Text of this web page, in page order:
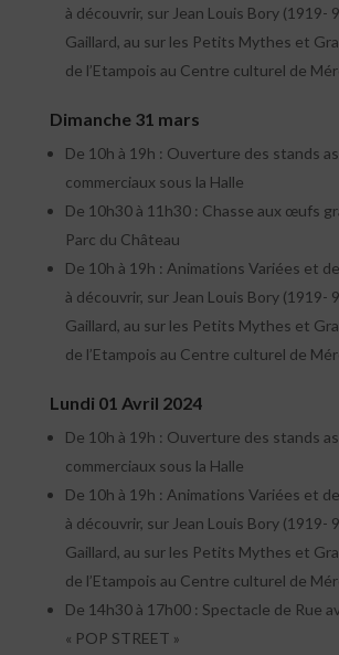
à découvrir, sur Jean Louis Bory (1919-
Gaillard, au sur les Petits Mythes et
de l’Etampois au Centre culturel de
Dimanche 31 mars
De 10h à 19h : Ouverture des stands
commerciaux sous la Halle
De 10h30 à 11h30 : Chasse aux œufs
Parc du Château
De 10h à 19h : Animations Variées et
à découvrir, sur Jean Louis Bory (1919-
Gaillard, au sur les Petits Mythes et
de l’Etampois au Centre culturel de
Lundi 01 Avril 2024
De 10h à 19h : Ouverture des stands
commerciaux sous la Halle
De 10h à 19h : Animations Variées et
à découvrir, sur Jean Louis Bory (1919-
Gaillard, au sur les Petits Mythes et
de l’Etampois au Centre culturel de
De 14h30 à 17h00 : Spectacle de Rue
« POP STREET »